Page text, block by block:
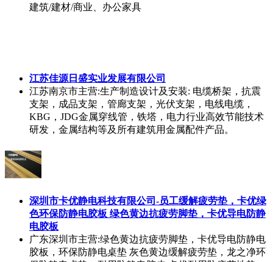
建筑/建材/商业、办公家具
江苏佳源日盛实业发展有限公司
江苏南京市主营:生产制造设计及安装: 电缆桥架，抗震
支架，成品支架，管廊支架，光伏支架，电线电缆，
KBG，JDG金属穿线管，铁塔，电力行业高效节能技术
研发，金属结构等及所有建筑用金属配件产品。
深圳市卡优静电科技有限公司-员工缓解疲劳垫，卡优绿
色环保防静电胶板 绿色黄边抗疲劳脚垫，卡优导电防静
电胶板
广东深圳市主营:绿色黄边抗疲劳脚垫，卡优导电防静电
胶板，环保防静电桌垫 灰色黄边缓解疲劳垫，龙之净环